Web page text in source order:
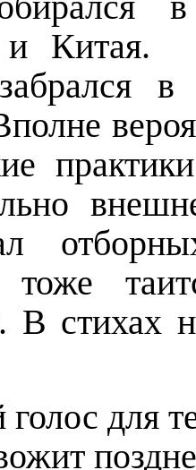
и Китая.
в
тоже
В стихах
для